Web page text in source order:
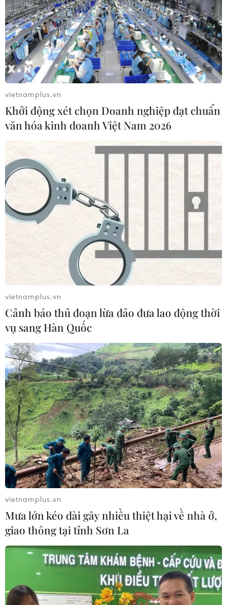
vietnamplus.vn
Khởi động xét chọn Doanh nghiệp đạt chuẩn
văn hóa kinh doanh Việt Nam 2026
vietnamplus.vn
Cảnh báo thủ đoạn lừa đảo đưa lao động thời
vụ sang Hàn Quốc
vietnamplus.vn
Mưa lớn kéo dài gây nhiều thiệt hại về nhà ở,
giao thông tại tỉnh Sơn La